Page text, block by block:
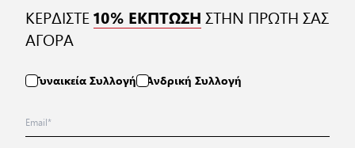
ΚΕΡΔΙΣΤΕ10% ΕΚΠΤΩΣΗ ΣΤΗΝ ΠΡΩΤΗ ΣΑΣ
ΑΓΟΡΑ
Γυναικεία Συλλογή Ανδρική Συλλογή